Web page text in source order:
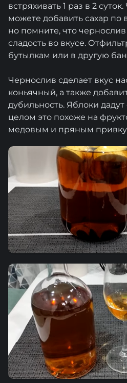
встряхивать 1 раз в 2
можете добавить сахар по
но помните, что
сладость во вкусе.
бутылкам или в другую
Чернослив сделает вкус
коньячный, а также
дубильность. Яблоки
целом это похоже на
медовым и пряным